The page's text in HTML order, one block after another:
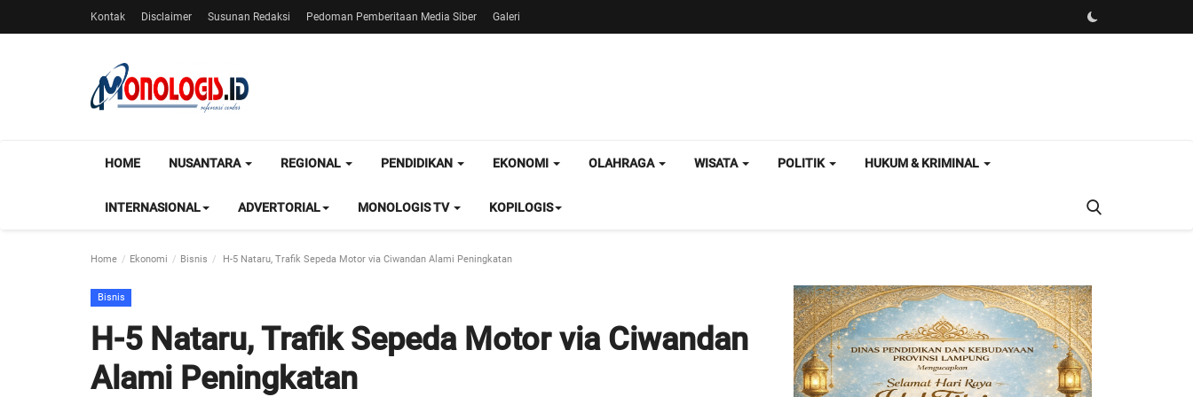
Kontak Disclaimer Susunan Redaksi Pedoman Pemberitaan Media Siber Galeri
HOME NUSANTARA REGIONAL PENDIDIKAN EKONOMI OLAHRAGA WISATA POLITIK HUKUM & KRIMINAL
INTERNASIONAL ADVERTORIAL MONOLOGIS TV KOPILOGIS
Home Ekonomi Bisnis H-5 Nataru, Trafik Sepeda Motor via Ciwandan Alami Peningkatan
Bisnis
H-5 Nataru, Trafik Sepeda Motor via Ciwandan
Alami Peningkatan